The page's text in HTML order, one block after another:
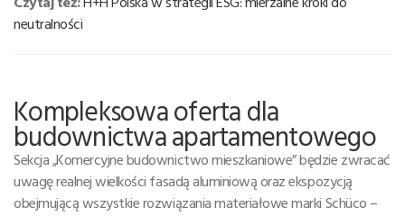
neutralności
Kompleksowa oferta dla
budownictwa apartamentowego
Sekcja „Komercyjne budownictwo mieszkaniowe” będzie zwracać
uwagę realnej wielkości fasadą aluminiową oraz ekspozycją
obejmującą wszystkie rozwiązania materiałowe marki Schüco –